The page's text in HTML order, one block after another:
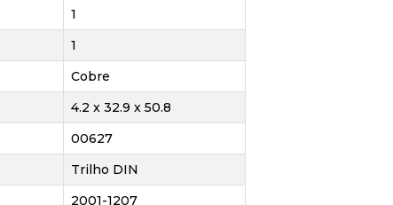
1
1
Cobre
4.2 x 32.9 x 50.8
00627
Trilho DIN
2001-1207